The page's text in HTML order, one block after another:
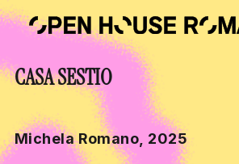
Salta al contenuto principale
CASA SESTIO
Michela Romano, 2025